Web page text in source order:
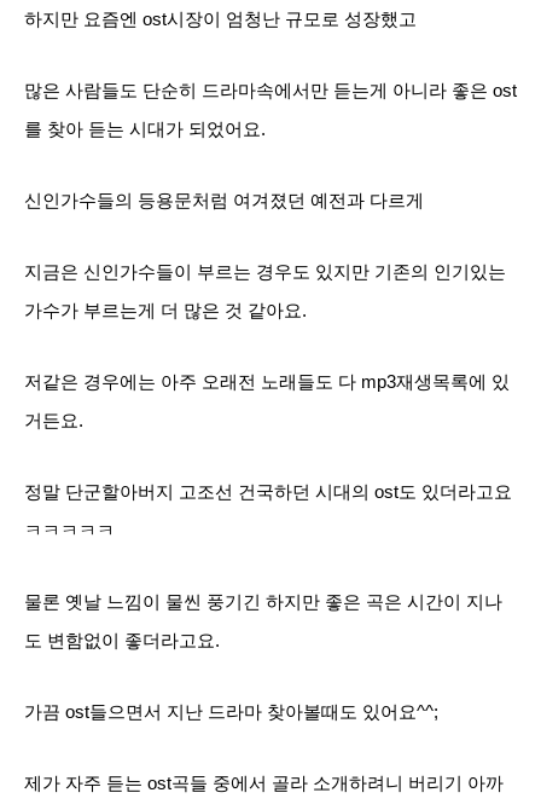
하지만 요즘엔 ost시장이 엄청난 규모로 성장했고
많은 사람들도 단순히 드라마속에서만 듣는게 아니라 좋은 ost
를 찾아 듣는 시대가 되었어요.
신인가수들의 등용문처럼 여겨졌던 예전과 다르게
지금은 신인가수들이 부르는 경우도 있지만 기존의 인기있는
가수가 부르는게 더 많은 것 같아요.
저같은 경우에는 아주 오래전 노래들도 다 mp3재생목록에 있
거든요.
정말 단군할아버지 고조선 건국하던 시대의 ost도 있더라고요
ㅋㅋㅋㅋㅋ
물론 옛날 느낌이 물씬 풍기긴 하지만 좋은 곡은 시간이 지나
도 변함없이 좋더라고요.
가끔 ost들으면서 지난 드라마 찾아볼때도 있어요^^;
제가 자주 듣는 ost곡들 중에서 골라 소개하려니 버리기 아까